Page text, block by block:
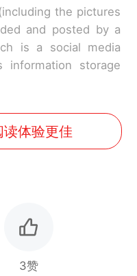
the pictures
and posted by a
is a social media
information storage
体验更佳
3赞